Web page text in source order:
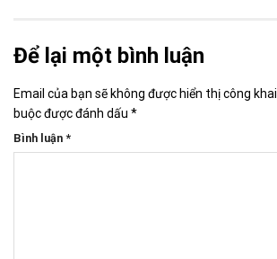
Để lại một bình luận
Email của bạn sẽ không được hiển thị công khai.
buộc được đánh dấu *
Bình luận *